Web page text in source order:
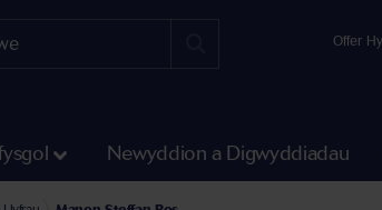
Offer
Newyddion a Digwyddiadau